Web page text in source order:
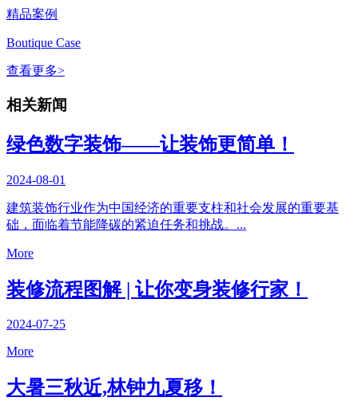
精品案例
Boutique Case
查看更多>
相关新闻
绿色数字装饰——让装饰更简单！
2024-08-01
建筑装饰行业作为中国经济的重要支柱和社会发展的重要基
础，面临着节能降碳的紧迫任务和挑战。...
More
装修流程图解 | 让你变身装修行家！
2024-07-25
More
大暑三秋近,林钟九夏移！